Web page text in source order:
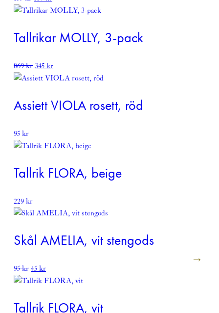
ursprungliga
var:
159 kr.
nuvarande
110 kr.
Tallrikar MOLLY, 3-pack
869krDet
ursprungliga
869 kr.
345krDet
nuvarande
345 kr.
Assiett VIOLA rosett, röd
95kr
Tallrik FLORA, beige
229kr
Skål AMELIA, vit stengods
95krDet
ursprungliga
var:
95 kr.
45krDet
nuvarande
45 kr.
Tallrik FLORA, vit